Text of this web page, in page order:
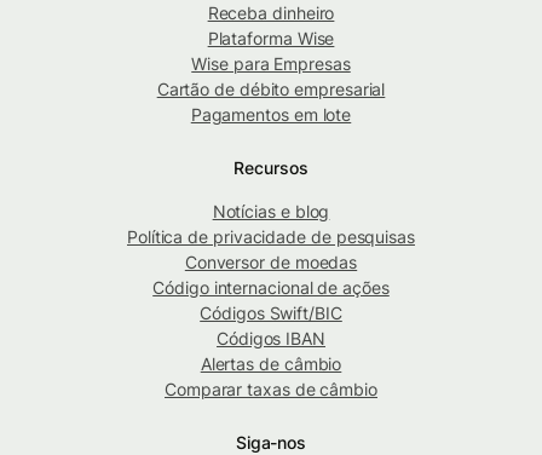
Receba dinheiro
Plataforma Wise
Wise para Empresas
Cartão de débito empresarial
Pagamentos em lote
Recursos
Notícias e blog
Política de privacidade de pesquisas
Conversor de moedas
Código internacional de ações
Códigos Swift/BIC
Códigos IBAN
Alertas de câmbio
Comparar taxas de câmbio
Siga-nos